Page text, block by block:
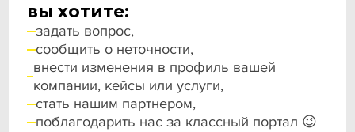
вы хотите:
задать вопрос,
сообщить о неточности,
внести изменения в профиль вашей
компании, кейсы или услуги,
стать нашим партнером,
поблагодарить нас за классный портал 😉